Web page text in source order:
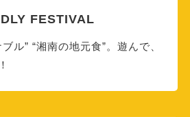
FESTIVAL
ル” “湘南の地元食”。遊んで、